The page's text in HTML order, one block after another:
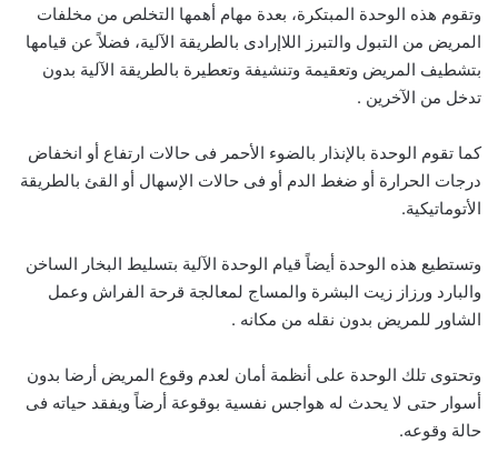
وتقوم هذه الوحدة المبتكرة، بعدة مهام أهمها التخلص من مخلفات
المريض من التبول والتبرز اللاإرادى بالطريقة الآلية، فضلاً عن قيامها
بتشطيف المريض وتعقيمة وتنشيفة وتعطيرة بالطريقة الآلية بدون
تدخل من الآخرين .
كما تقوم الوحدة بالإنذار بالضوء الأحمر فى حالات ارتفاع أو انخفاض
درجات الحرارة أو ضغط الدم أو فى حالات الإسهال أو القئ بالطريقة
الأتوماتيكية.
وتستطيع هذه الوحدة أيضاً قيام الوحدة الآلية بتسليط البخار الساخن
والبارد ورزاز زيت البشرة والمساج لمعالجة قرحة الفراش وعمل
الشاور للمريض بدون نقله من مكانه .
وتحتوى تلك الوحدة على أنظمة أمان لعدم وقوع المريض أرضا بدون
أسوار حتى لا يحدث له هواجس نفسية بوقوعة أرضاً ويفقد حياته فى
حالة وقوعه.